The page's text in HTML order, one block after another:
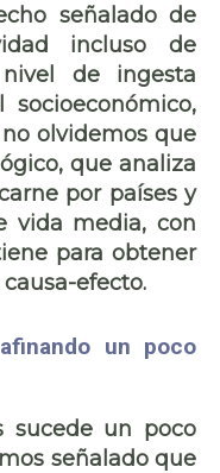
señalado de
incluso de
de ingesta
olvidemos que
que analiza
por países y
vida media, con
para obtener
efecto.
un poco
sucede un poco
señalado que